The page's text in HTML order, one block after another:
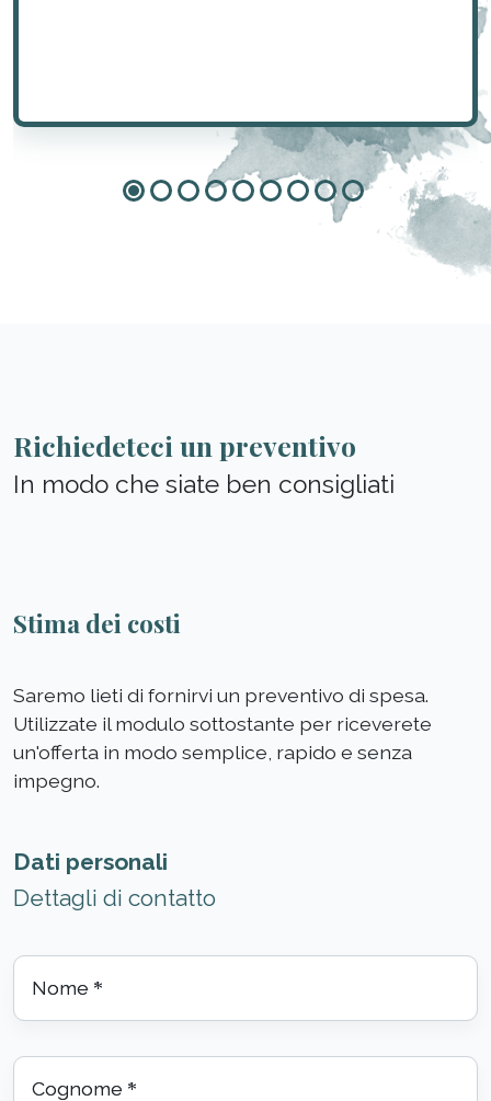
Richiedeteci un preventivo
In modo che siate ben consigliati
Stima dei costi
Saremo lieti di fornirvi un preventivo di spesa.
Utilizzate il modulo sottostante per riceverete
un'offerta in modo semplice, rapido e senza
impegno.
Dati personali
Dettagli di contatto
Nome *
Cognome *